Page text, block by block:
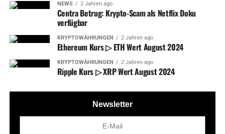
NEWS 2 Jahren ago
Centra Betrug: Krypto-Scam als Netflix Doku
verfügbar
KRYPTOWÄHRUNGEN 2 Jahren ago
Ethereum Kurs ▷ ETH Wert August 2024
KRYPTOWÄHRUNGEN 2 Jahren ago
Ripple Kurs ▷ XRP Wert August 2024
Newsletter